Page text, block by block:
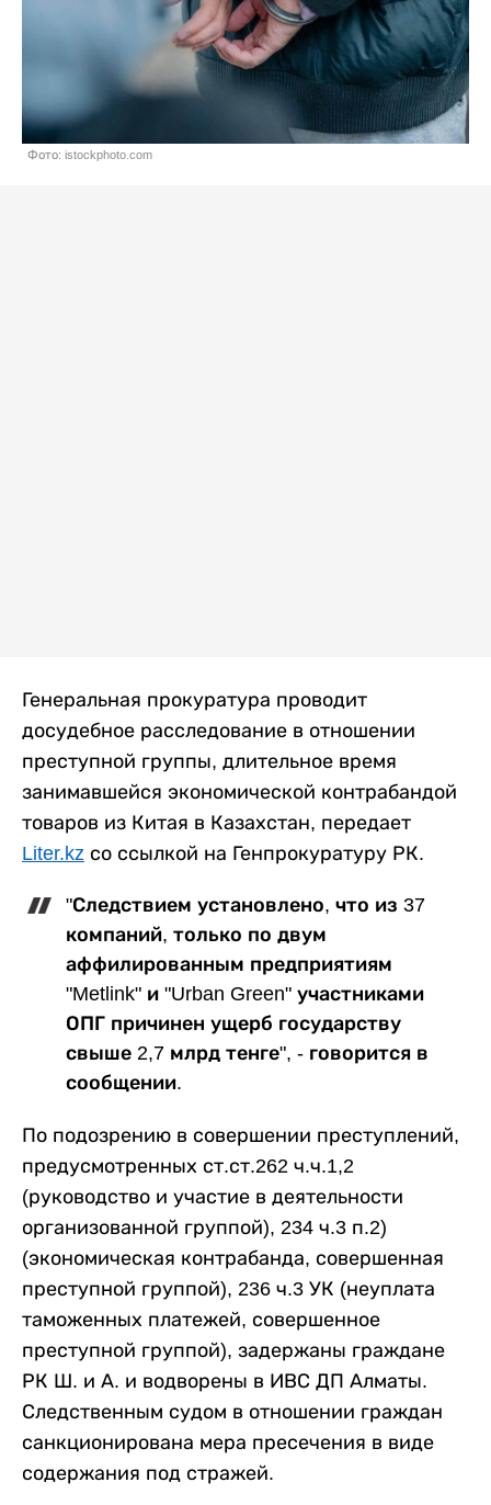
Фото: istockphoto.com
Генеральная прокуратура проводит
досудебное расследование в отношении
преступной группы, длительное время
занимавшейся экономической контрабандой
товаров из Китая в Казахстан, передает
Liter.kz со ссылкой на Генпрокуратуру РК.
"Следствием установлено, что из 37
компаний, только по двум
аффилированным предприятиям
"Metlink" и "Urban Green" участниками
ОПГ причинен ущерб государству
свыше 2,7 млрд тенге", - говорится в
сообщении.
По подозрению в совершении преступлений,
предусмотренных ст.ст.262 ч.ч.1,2
(руководство и участие в деятельности
организованной группой), 234 ч.3 п.2)
(экономическая контрабанда, совершенная
преступной группой), 236 ч.3 УК (неуплата
таможенных платежей, совершенное
преступной группой), задержаны граждане
РК Ш. и А. и водворены в ИВС ДП Алматы.
Следственным судом в отношении граждан
санкционирована мера пресечения в виде
содержания под стражей.